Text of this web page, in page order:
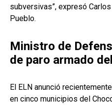
subversivas”, expresó
Pueblo.
Ministro de
de paro armado
El ELN anunció
en cinco municipios del